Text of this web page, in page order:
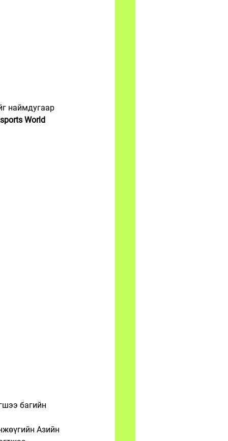
наймдугаар
World
багийн
Азийн